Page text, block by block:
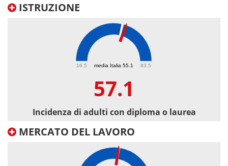
ISTRUZIONE
media Italia 55.1
16.5 83.5
57.1
Incidenza di adulti con diploma o laurea
MERCATO DEL LAVORO